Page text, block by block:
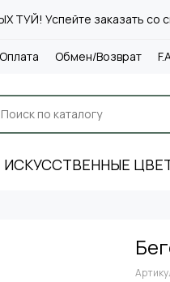
Успейте заказать со
Оплата Обмен/Возврат
ИСКУССТВЕННЫЕ